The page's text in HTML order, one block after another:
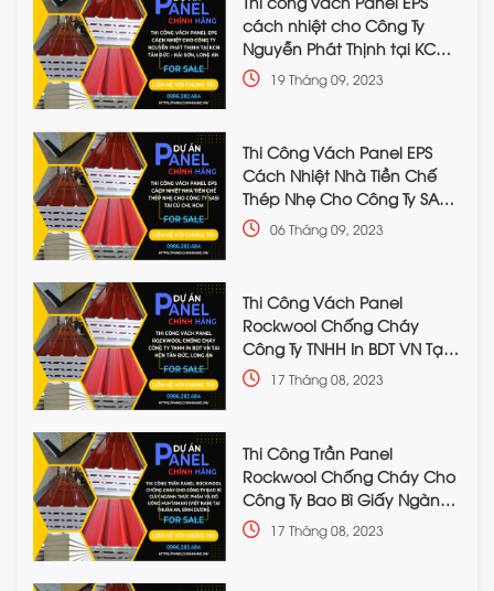
cách nhiệt cho Công Ty
Nguyễn Phát Thịnh tại KCN
Tân Đức-Hải Sơn, Đức Hoà,
Long An
19 Tháng 09, 2023
Thi Công Vách Panel EPS
Cách Nhiệt Nhà Tiền Chế
Thép Nhẹ Cho Công Ty SASI
Tại Củ Chi, HCM
06 Tháng 09, 2023
Thi Công Vách Panel
Rockwool Chống Cháy
Công Ty TNHH In BDT VN Tại
KCN Tâm Đức, Long An
17 Tháng 08, 2023
Thi Công Trần Panel
Rockwool Chống Cháy Cho
Công Ty Bao Bì Giấy Ngành
Thực Phẩm Và Đồ Uống
Huhtamaki (Việt Nam) Tại
17 Tháng 08, 2023